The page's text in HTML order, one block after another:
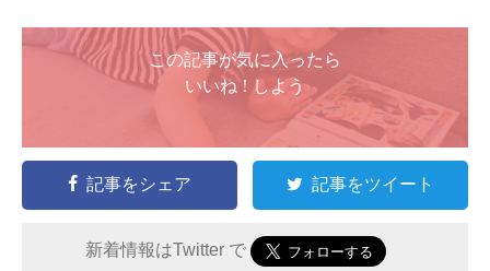
この記事が気に入ったら
いいね ! しよう
記事をシェア 記事をツイート
新着情報はTwitter で